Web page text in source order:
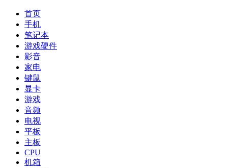
首页
手机
笔记本
游戏硬件
影音
家电
键鼠
显卡
游戏
音频
电视
平板
主板
CPU
机箱